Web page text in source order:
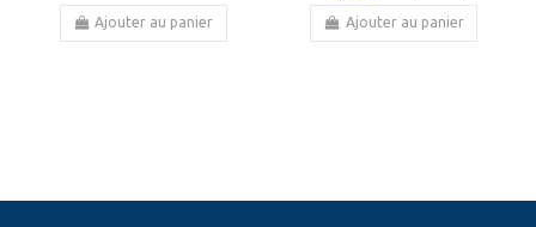
Ajouter au panier Ajouter au panier